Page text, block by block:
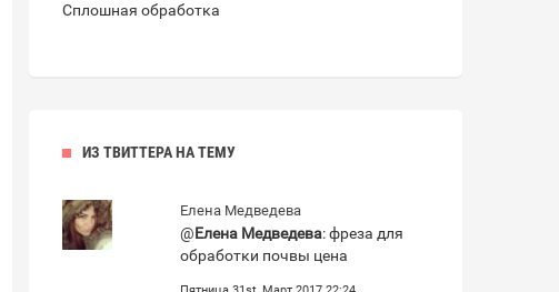
Сплошная обработка
ИЗ ТВИТТЕРА НА ТЕМУ
Елена Медведева
@Елена Медведева: фреза для
обработки почвы цена